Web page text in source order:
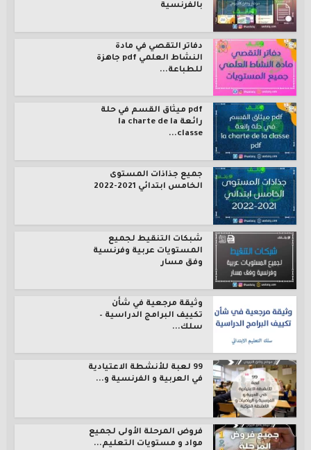
بالفرنسية
دفاتر التقصي في مادة
النشاط العلمي pdf جاهزة
للطباعة...
pdf ميثاق القسم في حلة
رائعة la charte de la
classe...
جميع جذاذات المستوى
الخامس ابتدائي 2021-2022
شبكات التنقيط لجميع
المستويات عربية وفرنسية
وفق مسار
وثيقة مرجعية في شأن
تكييف البرامج الدراسية –
سلك...
99 لعبة للأنشطة الاعتيادية
في العربية و الفرنسية و...
فروض المرحلة الأولى لجميع
مواد و مستويات التعليم...